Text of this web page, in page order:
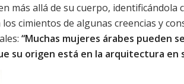
más allá de su cuerpo, identificándola
cimientos de algunas creencias y
“Muchas mujeres árabes pueden
su origen está en la arquitectura en